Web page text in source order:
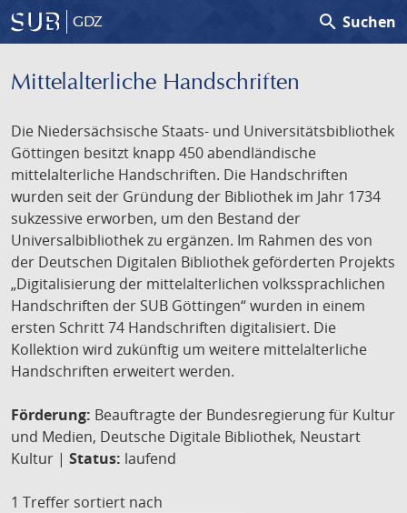
GDZ search Suchen
Mittelalterliche Handschriften
Die Niedersächsische Staats- und Universitätsbibliothek
Göttingen besitzt knapp 450 abendländische
mittelalterliche Handschriften. Die Handschriften
wurden seit der Gründung der Bibliothek im Jahr 1734
sukzessive erworben, um den Bestand der
Universalbibliothek zu ergänzen. Im Rahmen des von
der Deutschen Digitalen Bibliothek geförderten Projekts
„Digitalisierung der mittelalterlichen volkssprachlichen
Handschriften der SUB Göttingen“ wurden in einem
ersten Schritt 74 Handschriften digitalisiert. Die
Kollektion wird zukünftig um weitere mittelalterliche
Handschriften erweitert werden.
Förderung: Beauftragte der Bundesregierung für Kultur
und Medien, Deutsche Digitale Bibliothek, Neustart
Kultur | Status: laufend
1 Treffer sortiert nach